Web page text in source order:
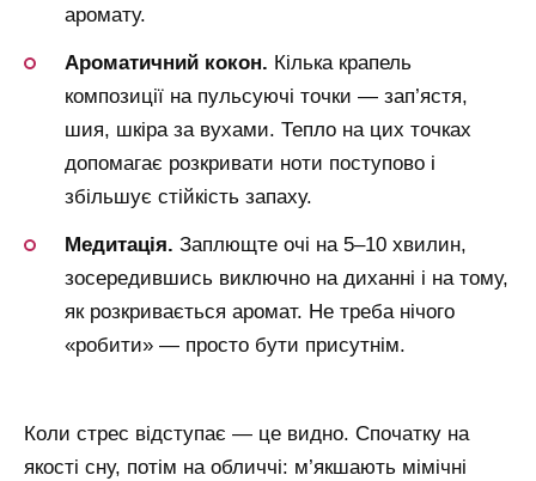
аромату.
Ароматичний кокон. Кілька крапель
композиції на пульсуючі точки — зап’ястя,
шия, шкіра за вухами. Тепло на цих точках
допомагає розкривати ноти поступово і
збільшує стійкість запаху.
Медитація. Заплющте очі на 5–10 хвилин,
зосередившись виключно на диханні і на тому,
як розкривається аромат. Не треба нічого
«робити» — просто бути присутнім.
Коли стрес відступає — це видно. Спочатку на
якості сну, потім на обличчі: м’якшають мімічні